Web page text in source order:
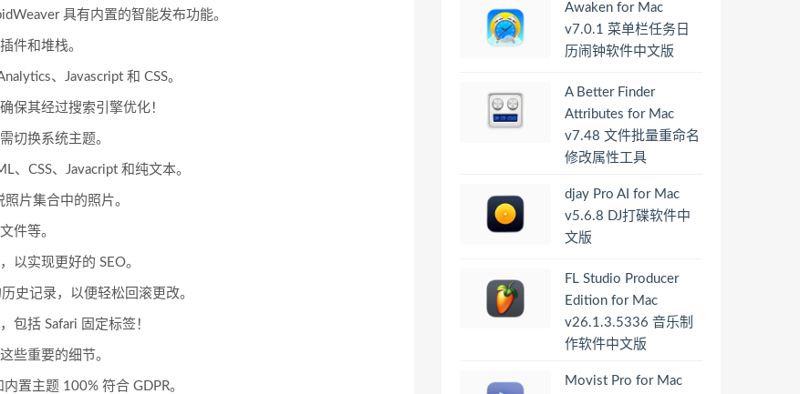
具有内置的智能发布功能。
件和堆栈。
、Javascript 和 CSS。
保其经过搜索引擎优化！
切换系统主题。
CSS、Javacript 和纯文本。
片集合中的照片。
件等。
以实现更好的 SEO。
史记录，以便轻松回滚更改。
包括 Safari 固定标签！
些重要的细节。
置主题 100% 符合 GDPR。
Awaken for Mac
v7.0.1 菜单栏任务日
历闹钟软件中文版
A Better Finder
Attributes for Mac
v7.48 文件批量重命名
修改属性工具
djay Pro AI for Mac
v5.6.8 DJ打碟软件中
文版
FL Studio Producer
Edition for Mac
v26.1.3.5336 音乐制
作软件中文版
Movist Pro for Mac